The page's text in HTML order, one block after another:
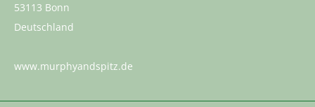
53113 Bonn
Deutschland
www.murphyandspitz.de